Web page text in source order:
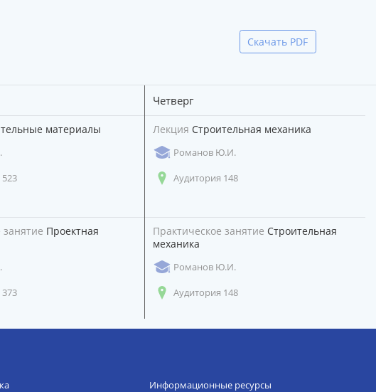
Скачать PDF
Четверг
материалы Лекция Строительная механика
Романов Ю.И.
Аудитория 148
занятие Проектная
Практическое занятие Строительная
механика
Романов Ю.И.
Аудитория 148
Информационные ресурсы